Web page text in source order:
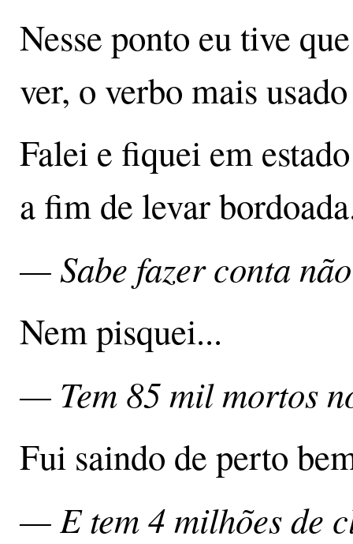
Nesse ponto eu tive
ver, o verbo mais
Falei e fiquei em
a fim de levar
— Sabe fazer conta
Nem pisquei...
— Tem 85 mil mortos
Fui saindo de perto
— E tem 4 milhões de